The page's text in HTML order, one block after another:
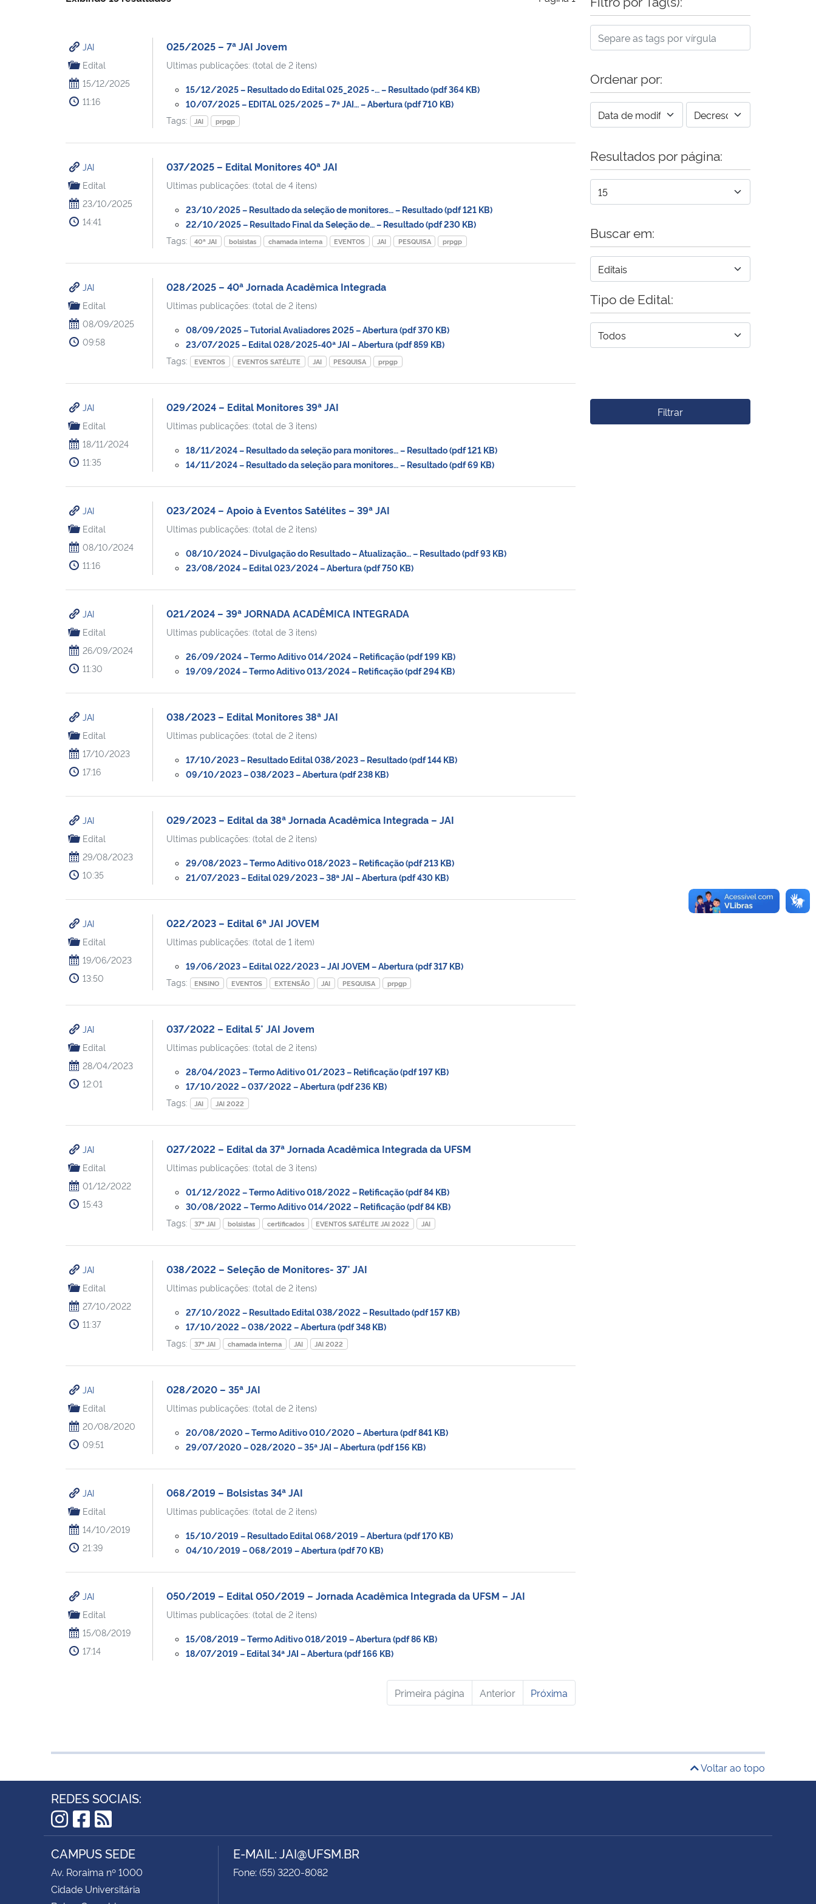
JAI
Edital
15/12/2025
11:16
025/2025 – 7ª JAI Jovem
Ultimas publicações: (total de 2 itens)
15/12/2025 – Resultado do Edital 025_2025 -… – Resultado (pdf 364 KB)
10/07/2025 – EDITAL 025/2025 – 7ª JAI… – Abertura (pdf 710 KB)
Tags:
JAI prpgp
JAI
Edital
23/10/2025
14:41
037/2025 – Edital Monitores 40ª JAI
Ultimas publicações: (total de 4 itens)
23/10/2025 – Resultado da seleção de monitores… – Resultado (pdf 121 KB)
22/10/2025 – Resultado Final da Seleção de… – Resultado (pdf 230 KB)
Tags:
40ª JAI bolsistas chamada interna EVENTOS JAI PESQUISA prpgp
JAI
Edital
08/09/2025
09:58
028/2025 – 40ª Jornada Acadêmica Integrada
Ultimas publicações: (total de 2 itens)
08/09/2025 – Tutorial Avaliadores 2025 – Abertura (pdf 370 KB)
23/07/2025 – Edital 028/2025-40ª JAI – Abertura (pdf 859 KB)
Tags:
EVENTOS EVENTOS SATÉLITE JAI PESQUISA prpgp
JAI
Edital
18/11/2024
11:35
029/2024 – Edital Monitores 39ª JAI
Ultimas publicações: (total de 3 itens)
18/11/2024 – Resultado da seleção para monitores… – Resultado (pdf 121 KB)
14/11/2024 – Resultado da seleção para monitores… – Resultado (pdf 69 KB)
JAI
Edital
08/10/2024
11:16
023/2024 – Apoio à Eventos Satélites – 39ª JAI
Ultimas publicações: (total de 2 itens)
08/10/2024 – Divulgação do Resultado – Atualização… – Resultado (pdf 93 KB)
23/08/2024 – Edital 023/2024 – Abertura (pdf 750 KB)
JAI
Edital
26/09/2024
11:30
021/2024 – 39ª JORNADA ACADÊMICA INTEGRADA
Ultimas publicações: (total de 3 itens)
26/09/2024 – Termo Aditivo 014/2024 – Retificação (pdf 199 KB)
19/09/2024 – Termo Aditivo 013/2024 – Retificação (pdf 294 KB)
JAI
Edital
17/10/2023
17:16
038/2023 – Edital Monitores 38ª JAI
Ultimas publicações: (total de 2 itens)
17/10/2023 – Resultado Edital 038/2023 – Resultado (pdf 144 KB)
09/10/2023 – 038/2023 – Abertura (pdf 238 KB)
JAI
Edital
29/08/2023
10:35
029/2023 – Edital da 38ª Jornada Acadêmica Integrada – JAI
Ultimas publicações: (total de 2 itens)
29/08/2023 – Termo Aditivo 018/2023 – Retificação (pdf 213 KB)
21/07/2023 – Edital 029/2023 – 38ª JAI – Abertura (pdf 430 KB)
JAI
Edital
19/06/2023
13:50
022/2023 – Edital 6ª JAI JOVEM
Ultimas publicações: (total de 1 item)
19/06/2023 – Edital 022/2023 – JAI JOVEM – Abertura (pdf 317 KB)
Tags:
ENSINO EVENTOS EXTENSÃO JAI PESQUISA prpgp
JAI
Edital
28/04/2023
12:01
037/2022 – Edital 5° JAI Jovem
Ultimas publicações: (total de 2 itens)
28/04/2023 – Termo Aditivo 01/2023 – Retificação (pdf 197 KB)
17/10/2022 – 037/2022 – Abertura (pdf 236 KB)
Tags:
JAI JAI 2022
JAI
Edital
01/12/2022
15:43
027/2022 – Edital da 37ª Jornada Acadêmica Integrada da UFSM
Ultimas publicações: (total de 3 itens)
01/12/2022 – Termo Aditivo 018/2022 – Retificação (pdf 84 KB)
30/08/2022 – Termo Aditivo 014/2022 – Retificação (pdf 84 KB)
Tags:
37ª JAI bolsistas certificados EVENTOS SATÉLITE JAI 2022 JAI
JAI
Edital
27/10/2022
11:37
038/2022 – Seleção de Monitores- 37° JAI
Ultimas publicações: (total de 2 itens)
27/10/2022 – Resultado Edital 038/2022 – Resultado (pdf 157 KB)
17/10/2022 – 038/2022 – Abertura (pdf 348 KB)
Tags:
37ª JAI chamada interna JAI JAI 2022
JAI
Edital
20/08/2020
09:51
028/2020 – 35ª JAI
Ultimas publicações: (total de 2 itens)
20/08/2020 – Termo Aditivo 010/2020 – Abertura (pdf 841 KB)
29/07/2020 – 028/2020 – 35ª JAI – Abertura (pdf 156 KB)
JAI
Edital
14/10/2019
21:39
068/2019 – Bolsistas 34ª JAI
Ultimas publicações: (total de 2 itens)
15/10/2019 – Resultado Edital 068/2019 – Abertura (pdf 170 KB)
04/10/2019 – 068/2019 – Abertura (pdf 70 KB)
JAI
Edital
15/08/2019
17:14
050/2019 – Edital 050/2019 – Jornada Acadêmica Integrada da UFSM – JAI
Ultimas publicações: (total de 2 itens)
15/08/2019 – Termo Aditivo 018/2019 – Abertura (pdf 86 KB)
18/07/2019 – Edital 34ª JAI – Abertura (pdf 166 KB)
Primeira página Anterior Próxima
Ordenar por:
Resultados por página:
Buscar em:
Tipo de Edital:
Filtrar
Voltar ao topo
REDES SOCIAIS:
Instagram
Facebook
RSS
CAMPUS SEDE
Av. Roraima nº 1000
Cidade Universitária
E-MAIL: JAI@UFSM.BR
Fone: (55) 3220-8082